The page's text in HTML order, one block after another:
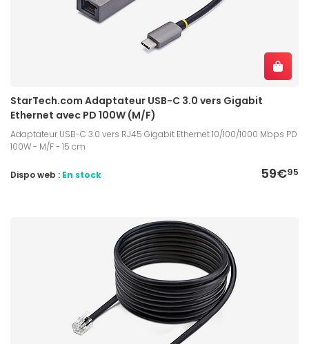
StarTech.com Adaptateur USB-C 3.0 vers Gigabit
Ethernet avec PD 100W (M/F)
Adaptateur USB-C 3.0 vers RJ45 Gigabit Ethernet 10/100/1000 Mbps PD
100W - M/F - 15 cm
59€95
Dispo web : En stock